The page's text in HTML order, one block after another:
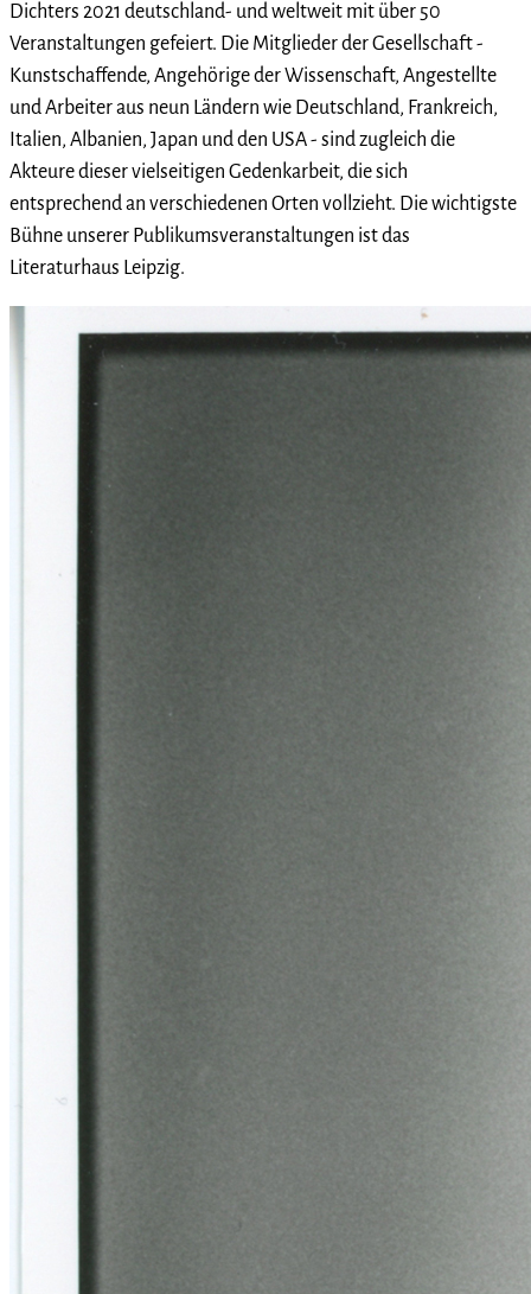
Dichters 2021 deutschland- und weltweit mit über 50
Veranstaltungen gefeiert. Die Mitglieder der Gesellschaft -
Kunstschaffende, Angehörige der Wissenschaft, Angestellte
und Arbeiter aus neun Ländern wie Deutschland, Frankreich,
Italien, Albanien, Japan und den USA - sind zugleich die
Akteure dieser vielseitigen Gedenkarbeit, die sich
entsprechend an verschiedenen Orten vollzieht. Die wichtigste
Bühne unserer Publikumsveranstaltungen ist das
Literaturhaus Leipzig.